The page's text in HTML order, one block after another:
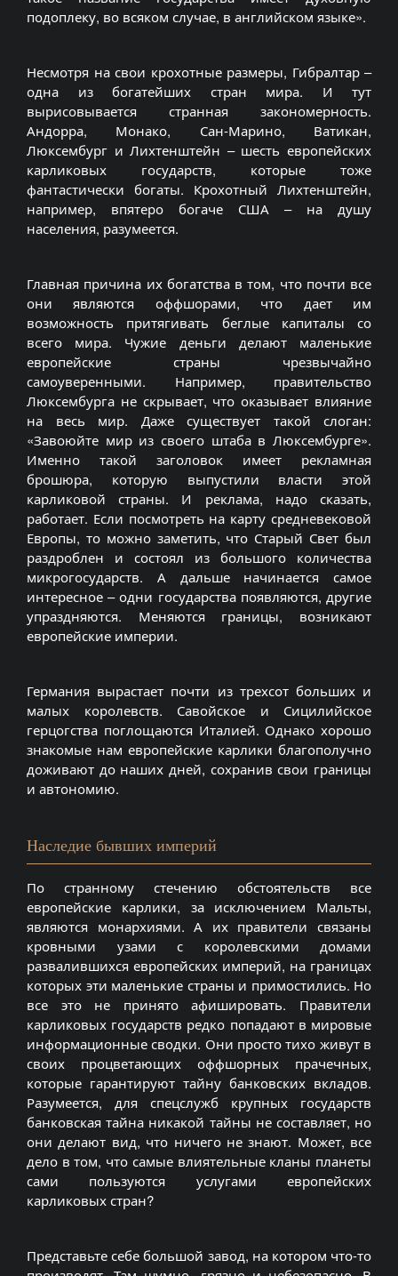
подоплеку, во всяком случае, в английском языке».
Несмотря на свои крохотные размеры, Гибралтар –
одна из богатейших стран мира. И тут
вырисовывается странная закономерность.
Андорра, Монако, Сан-Марино, Ватикан,
Люксембург и Лихтенштейн – шесть европейских
карликовых государств, которые тоже
фантастически богаты. Крохотный Лихтенштейн,
например, впятеро богаче США – на душу
населения, разумеется.
Главная причина их богатства в том, что почти все
они являются оффшорами, что дает им
возможность притягивать беглые капиталы со
всего мира. Чужие деньги делают маленькие
европейские страны чрезвычайно
самоуверенными. Например, правительство
Люксембурга не скрывает, что оказывает влияние
на весь мир. Даже существует такой слоган:
«Завоюйте мир из своего штаба в Люксембурге».
Именно такой заголовок имеет рекламная
брошюра, которую выпустили власти этой
карликовой страны. И реклама, надо сказать,
работает. Если посмотреть на карту средневековой
Европы, то можно заметить, что Старый Свет был
раздроблен и состоял из большого количества
микрогосударств. А дальше начинается самое
интересное – одни государства появляются, другие
упраздняются. Меняются границы, возникают
европейские империи.
Германия вырастает почти из трехсот больших и
малых королевств. Савойское и Сицилийское
герцогства поглощаются Италией. Однако хорошо
знакомые нам европейские карлики благополучно
доживают до наших дней, сохранив свои границы
и автономию.
Наследие бывших империй
По странному стечению обстоятельств все
европейские карлики, за исключением Мальты,
являются монархиями. А их правители связаны
кровными узами с королевскими домами
развалившихся европейских империй, на границах
которых эти маленькие страны и примостились. Но
все это не принято афишировать. Правители
карликовых государств редко попадают в мировые
информационные сводки. Они просто тихо живут в
своих процветающих оффшорных прачечных,
которые гарантируют тайну банковских вкладов.
Разумеется, для спецслужб крупных государств
банковская тайна никакой тайны не составляет, но
они делают вид, что ничего не знают. Может, все
дело в том, что самые влиятельные кланы планеты
сами пользуются услугами европейских
карликовых стран?
Представьте себе большой завод, на котором что-то